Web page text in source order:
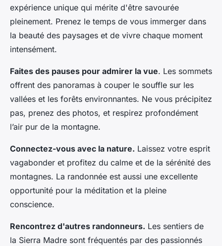
expérience unique qui mérite d'être savourée
pleinement. Prenez le temps de vous immerger dans
la beauté des paysages et de vivre chaque moment
intensément.
Faites des pauses pour admirer la vue. Les sommets
offrent des panoramas à couper le souffle sur les
vallées et les forêts environnantes. Ne vous précipitez
pas, prenez des photos, et respirez profondément
l’air pur de la montagne.
Connectez-vous avec la nature. Laissez votre esprit
vagabonder et profitez du calme et de la sérénité des
montagnes. La randonnée est aussi une excellente
opportunité pour la méditation et la pleine
conscience.
Rencontrez d'autres randonneurs. Les sentiers de
la Sierra Madre sont fréquentés par des passionnés